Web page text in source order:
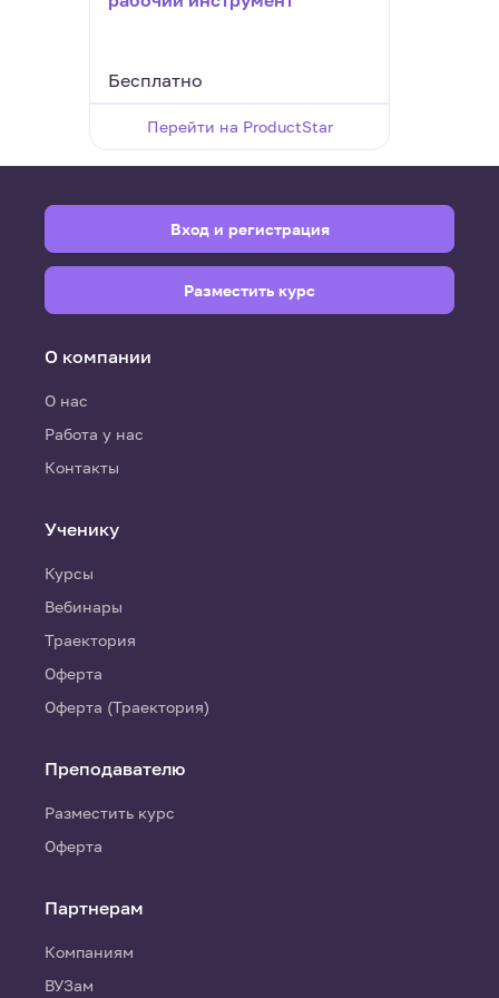
Бесплатно
Перейти на ProductStar
О компании
О нас
Работа у нас
Контакты
Ученику
Курсы
Вебинары
Траектория
Оферта
Оферта (Траектория)
Преподавателю
Разместить курс
Оферта
Партнерам
Компаниям
ВУЗам
Вход и регистрация
Разместить курс